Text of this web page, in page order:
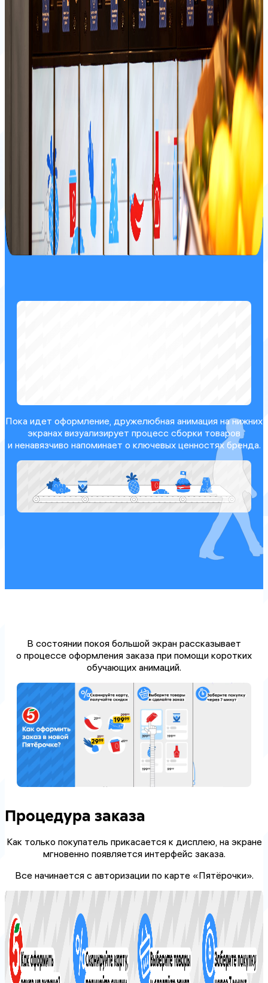
Пока идет оформление, дружелюбная анимация на нижних
экранах визуализирует процесс сборки товаров
и ненавязчиво напоминает о ключевых ценностях бренда.
В состоянии покоя большой экран рассказывает
о процессе оформления заказа при помощи коротких
обучающих анимаций.
Процедура заказа
Как только покупатель прикасается к дисплею, на экране
мгновенно появляется интерфейс заказа.
Все начинается с авторизации по карте «Пятёрочки».